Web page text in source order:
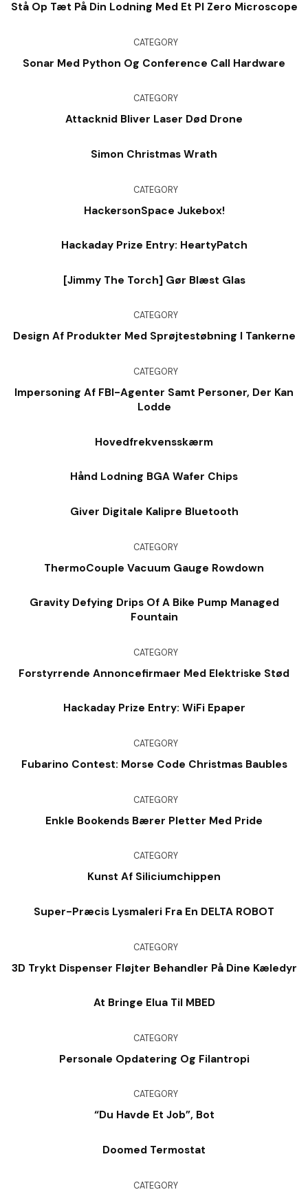
Stå Op Tæt På Din Lodning Med Et PI Zero Microscope
CATEGORY
Sonar Med Python Og Conference Call Hardware
CATEGORY
Attacknid Bliver Laser Død Drone
Simon Christmas Wrath
CATEGORY
HackersonSpace Jukebox!
Hackaday Prize Entry: HeartyPatch
[Jimmy The Torch] Gør Blæst Glas
CATEGORY
Design Af Produkter Med Sprøjtestøbning I Tankerne
CATEGORY
Impersoning Af FBI-Agenter Samt Personer, Der Kan
Lodde
Hovedfrekvensskærm
Hånd Lodning BGA Wafer Chips
Giver Digitale Kalipre Bluetooth
CATEGORY
ThermoCouple Vacuum Gauge Rowdown
Gravity Defying Drips Of A Bike Pump Managed
Fountain
CATEGORY
Forstyrrende Annoncefirmaer Med Elektriske Stød
Hackaday Prize Entry: WiFi Epaper
CATEGORY
Fubarino Contest: Morse Code Christmas Baubles
CATEGORY
Enkle Bookends Bærer Pletter Med Pride
CATEGORY
Kunst Af Siliciumchippen
Super-Præcis Lysmaleri Fra En DELTA ROBOT
CATEGORY
3D Trykt Dispenser Fløjter Behandler På Dine Kæledyr
At Bringe Elua Til MBED
CATEGORY
Personale Opdatering Og Filantropi
CATEGORY
“Du Havde Et Job”, Bot
Doomed Termostat
CATEGORY